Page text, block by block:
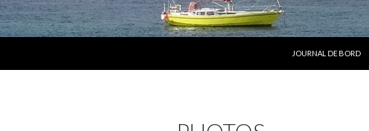
JOURNAL DE BORD